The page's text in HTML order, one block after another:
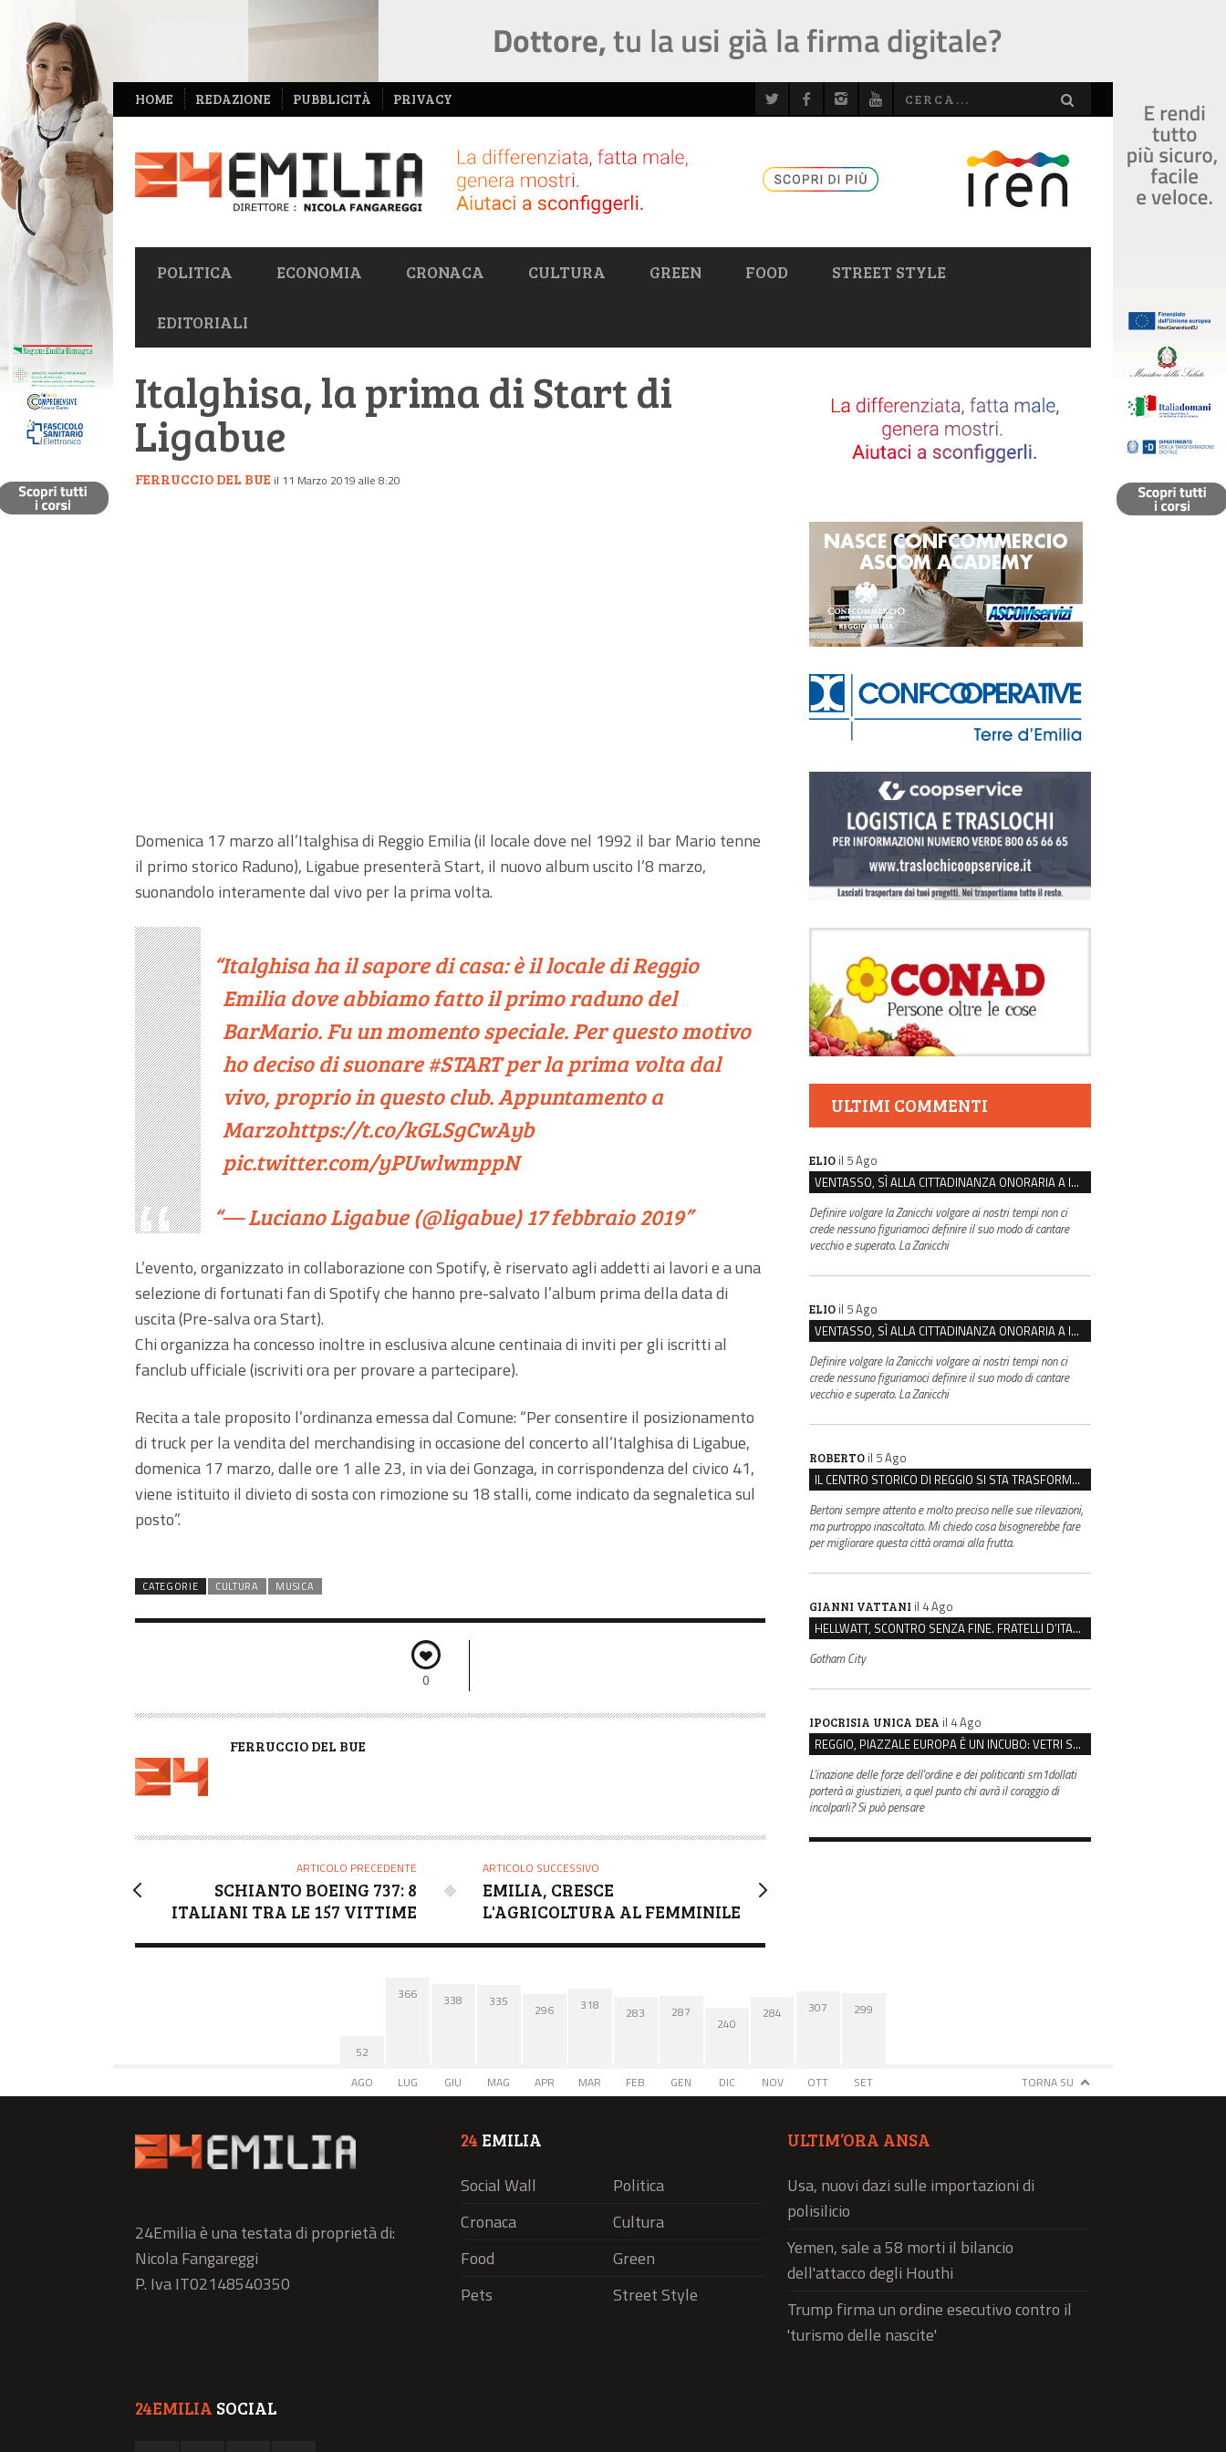
NAVIGAZIONE
SECONDARIA
HOME REDAZIONE PUBBLICITÀ PRIVACY
NAVIGAZIONE
PRIMARIA
POLITICA ECONOMIA CRONACA CULTURA GREEN FOOD STREET STYLE
EDITORIALI
Italghisa, la prima di Start di
Ligabue
FERRUCCIO DEL BUE il 11 Marzo 2019 alle 8:20
Domenica 17 marzo all’Italghisa di Reggio Emilia (il locale dove nel 1992 il bar Mario tenne
il primo storico Raduno), Ligabue presenterà Start, il nuovo album uscito l’8 marzo,
suonandolo interamente dal vivo per la prima volta.
Italghisa ha il sapore di casa: è il locale di Reggio
Emilia dove abbiamo fatto il primo raduno del
BarMario. Fu un momento speciale. Per questo motivo
ho deciso di suonare#STARTper la prima volta dal
vivo, proprio in questo club. Appuntamento a
Marzohttps://t.co/kGLSgCwAyb
pic.twitter.com/yPUwlwmppN
— Luciano Ligabue (@ligabue)17 febbraio 2019
L’evento, organizzato in collaborazione con Spotify, è riservato agli addetti ai lavori e a una
selezione di fortunati fan di Spotify che hanno pre-salvato l’album prima della data di
uscita (Pre-salva ora Start).
Chi organizza ha concesso inoltre in esclusiva alcune centinaia di inviti per gli iscritti al
fanclub ufficiale (iscriviti ora per provare a partecipare).
Recita a tale proposito l’ordinanza emessa dal Comune: “Per consentire il posizionamento
di truck per la vendita del merchandising in occasione del concerto all’Italghisa di Ligabue,
domenica 17 marzo, dalle ore 1 alle 23, in via dei Gonzaga, in corrispondenza del civico 41,
viene istituito il divieto di sosta con rimozione su 18 stalli, come indicato da segnaletica sul
posto”.
CATEGORIE CULTURA MUSICA
0
A
R
FERRUCCIO DEL BUE
ARTICOLO PRECEDENTE
SCHIANTO BOEING 737: 8
ITALIANI TRA LE 157 VITTIME
ARTICOLO SUCCESSIVO
EMILIA, CRESCE
L'AGRICOLTURA AL FEMMINILE
ULTIMI COMMENTI
ELIO il 5 Ago
VENTASSO, SÌ ALLA CITTADINANZA ONORARIA A IVA ZANICCHI. MA BARGIACCHI: “È DI PESSIMO GUSTO”
Definire volgare la Zanicchi volgare ai nostri tempi non ci
crede nessuno figuriamoci definire il suo modo di cantare
vecchio e superato. La Zanicchi
ELIO il 5 Ago
VENTASSO, SÌ ALLA CITTADINANZA ONORARIA A IVA ZANICCHI. MA BARGIACCHI: “È DI PESSIMO GUSTO”
Definire volgare la Zanicchi volgare ai nostri tempi non ci
crede nessuno figuriamoci definire il suo modo di cantare
vecchio e superato. La Zanicchi
ROBERTO il 5 Ago
IL CENTRO STORICO DI REGGIO SI STA TRASFORMANDO, E NON IN MEGLIO
Bertoni sempre attento e molto preciso nelle sue rilevazioni,
ma purtroppo inascoltato. Mi chiedo cosa bisognerebbe fare
per migliorare questa città oramai alla frutta.
GIANNI VATTANI il 4 Ago
HELLWATT, SCONTRO SENZA FINE. FRATELLI D’ITALIA: “MILANI PORTA DOCUMENTI, DE FRANCO INSULTI”
Gotham City
IPOCRISIA UNICA DEA il 4 Ago
REGGIO, PIAZZALE EUROPA È UN INCUBO: VETRI SPACCATI E FURTI SULLE AUTO IN SOSTA
L'inazione delle forze dell'ordine e dei politicanti sm1dollati
porterà ai giustizieri, a quel punto chi avrà il coraggio di
incolparli? Si può pensare
52
AGO
366
LUG
338
GIU
335
MAG
296
APR
318
MAR
283
FEB
287
GEN
240
DIC
284
NOV
307
OTT
299
SET TORNA SU
24Emilia è una testata di proprietà di:
Nicola Fangareggi
P. Iva IT02148540350
24 EMILIA
Social Wall
Politica
Cronaca
Cultura
Food
Green
Pets
Street Style
ULTIM’ORA ANSA
Usa, nuovi dazi sulle importazioni di
polisilicio
Yemen, sale a 58 morti il bilancio
dell'attacco degli Houthi
Trump firma un ordine esecutivo contro il
'turismo delle nascite'
24EMILIA SOCIAL